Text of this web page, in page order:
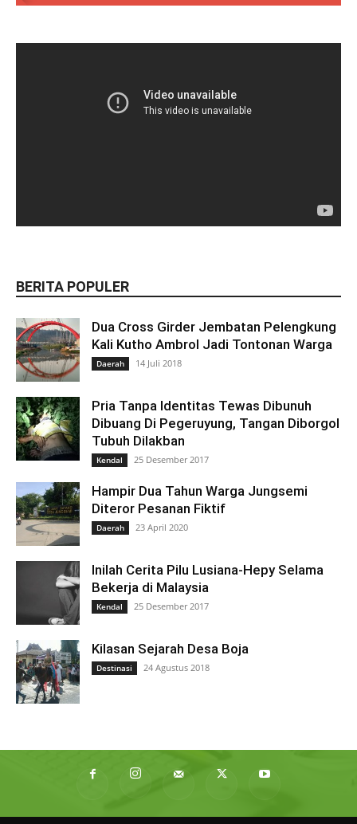
BERITA POPULER
Dua Cross Girder Jembatan Pelengkung
Kali Kutho Ambrol Jadi Tontonan Warga
Daerah 14 Juli 2018
Pria Tanpa Identitas Tewas Dibunuh
Dibuang Di Pegeruyung, Tangan Diborgol
Tubuh Dilakban
Kendal 25 Desember 2017
Hampir Dua Tahun Warga Jungsemi
Diteror Pesanan Fiktif
Daerah 23 April 2020
Inilah Cerita Pilu Lusiana-Hepy Selama
Bekerja di Malaysia
Kendal 25 Desember 2017
Kilasan Sejarah Desa Boja
Destinasi 24 Agustus 2018